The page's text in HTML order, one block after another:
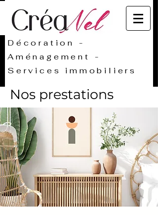
Décoration -
Aménagement -
Services immobiliers
Nos prestations